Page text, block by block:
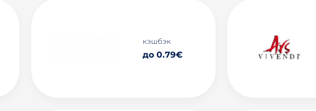
кэшбэк
до 0.79€